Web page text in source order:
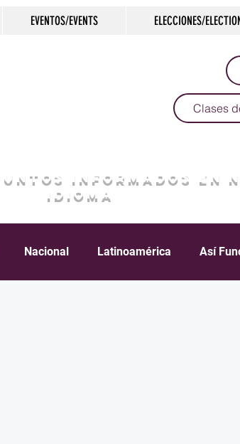
EVENTOS/EVENTS ELECCIONES/
Clases
INFORMADOS EN
IDIOMA
Nacional Latinoamérica Así